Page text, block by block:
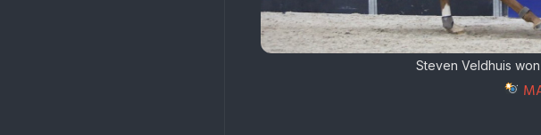
Steven Veldhuis